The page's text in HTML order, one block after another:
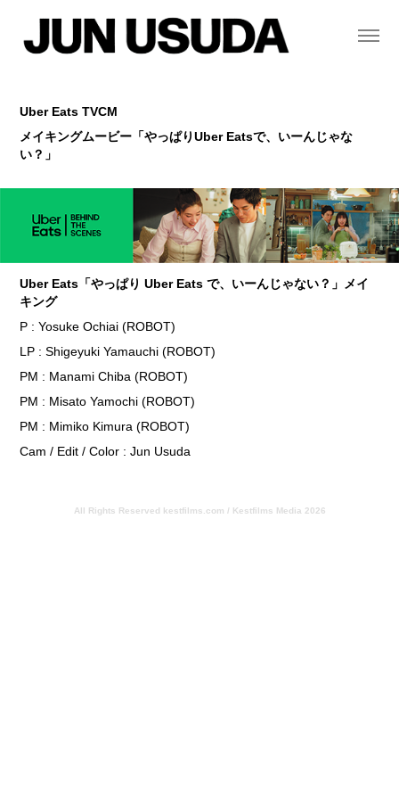
Uber Eats TVCM
メイキングムービー「やっぱりUber Eatsで、いーんじゃな
い？」
Uber Eats「やっぱり Uber Eats で、いーんじゃない？」メイ
キング
P : Yosuke Ochiai (ROBOT)
LP : Shigeyuki Yamauchi (ROBOT)
PM : Manami Chiba (ROBOT)
PM : Misato Yamochi (ROBOT)
PM : Mimiko Kimura (ROBOT)
Cam / Edit / Color : Jun Usuda
All Rights Reserved kestfilms.com / Kestfilms Media 2026